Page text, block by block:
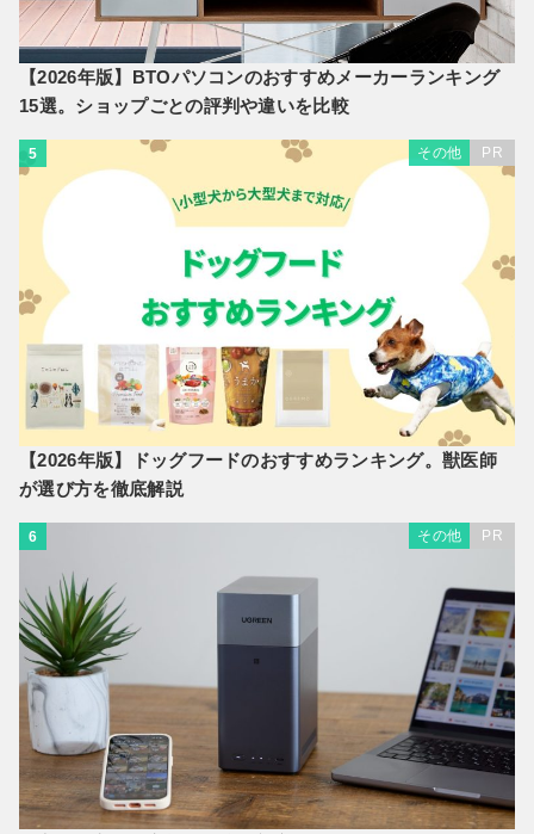
【2026年版】BTOパソコンのおすすめメーカーランキング
15選。ショップごとの評判や違いを比較
5 その他 PR
【2026年版】ドッグフードのおすすめランキング。獣医師
が選び方を徹底解説
6 その他 PR